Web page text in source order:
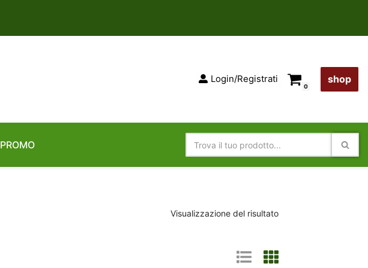
Login/Registrati
0
shop
PROMO
Visualizzazione del risultato